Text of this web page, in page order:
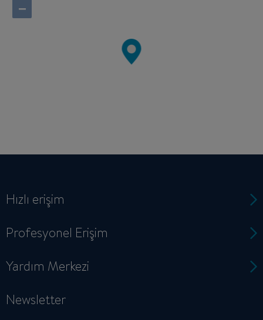
−
Hızlı erişim
Profesyonel Erişim
Yardım Merkezi
Newsletter